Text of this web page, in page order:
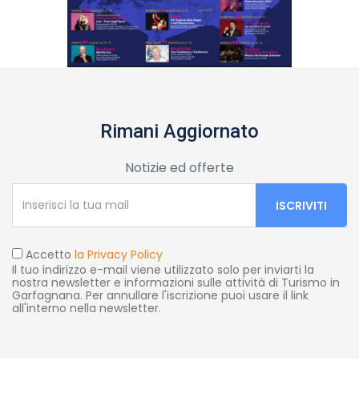
Rimani Aggiornato
Notizie ed offerte
Accetto la Privacy Policy
Il tuo indirizzo e-mail viene utilizzato solo per inviarti la
nostra newsletter e informazioni sulle attività di Turismo in
Garfagnana. Per annullare l'iscrizione puoi usare il link
all'interno nella newsletter.